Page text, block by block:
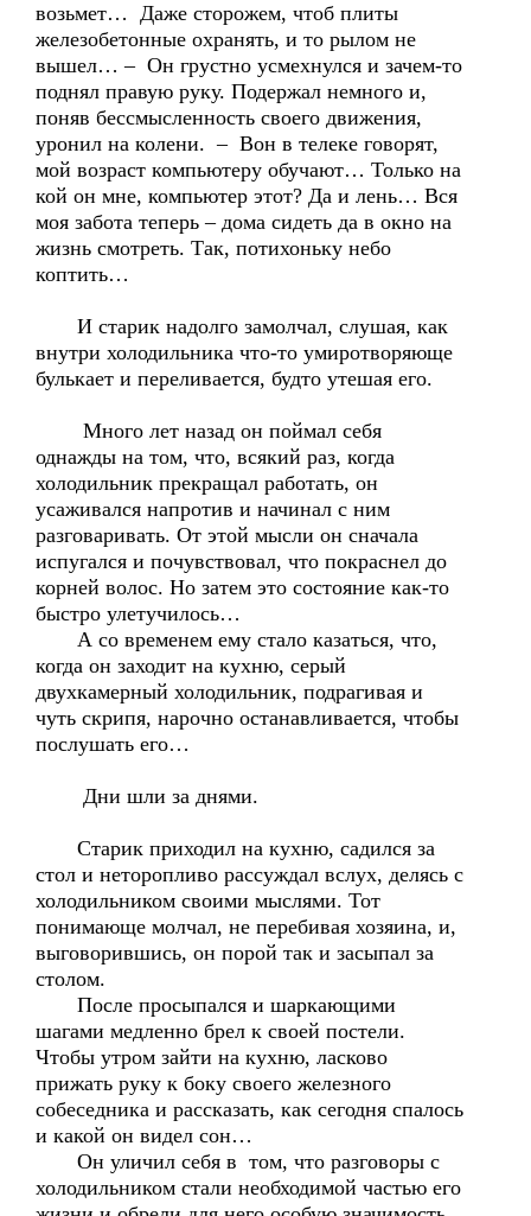
возьмет… Даже сторожем, чтоб плиты
железобетонные охранять, и то рылом не
вышел… – Он грустно усмехнулся и зачем-то
поднял правую руку. Подержал немного и,
поняв бессмысленность своего движения,
уронил на колени. – Вон в телеке говорят,
мой возраст компьютеру обучают… Только на
кой он мне, компьютер этот? Да и лень… Вся
моя забота теперь – дома сидеть да в окно на
жизнь смотреть. Так, потихоньку небо
коптить…
И старик надолго замолчал, слушая, как
внутри холодильника что-то умиротворяюще
булькает и переливается, будто утешая его.
Много лет назад он поймал себя
однажды на том, что, всякий раз, когда
холодильник прекращал работать, он
усаживался напротив и начинал с ним
разговаривать. От этой мысли он сначала
испугался и почувствовал, что покраснел до
корней волос. Но затем это состояние как-то
быстро улетучилось…
А со временем ему стало казаться, что,
когда он заходит на кухню, серый
двухкамерный холодильник, подрагивая и
чуть скрипя, нарочно останавливается, чтобы
послушать его…
Дни шли за днями.
Старик приходил на кухню, садился за
стол и неторопливо рассуждал вслух, делясь с
холодильником своими мыслями. Тот
понимающе молчал, не перебивая хозяина, и,
выговорившись, он порой так и засыпал за
столом.
После просыпался и шаркающими
шагами медленно брел к своей постели.
Чтобы утром зайти на кухню, ласково
прижать руку к боку своего железного
собеседника и рассказать, как сегодня спалось
и какой он видел сон…
Он уличил себя в том, что разговоры с
холодильником стали необходимой частью его